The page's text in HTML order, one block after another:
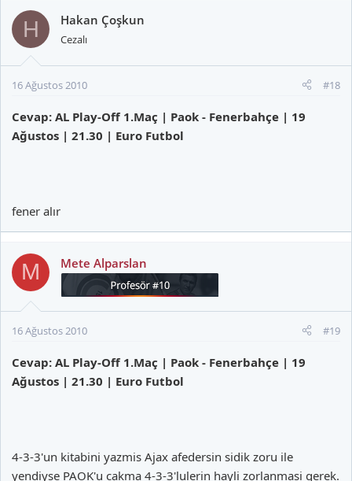
H Hakan Çoşkun
Cezalı
16 Ağustos 2010 #18
Cevap: AL Play-Off 1.Maç | Paok - Fenerbahçe | 19
Ağustos | 21.30 | Euro Futbol
fener alır
M Mete Alparslan
16 Ağustos 2010 #19
Cevap: AL Play-Off 1.Maç | Paok - Fenerbahçe | 19
Ağustos | 21.30 | Euro Futbol
4-3-3'un kitabini yazmis Ajax afedersin sidik zoru ile
yendiyse PAOK'u cakma 4-3-3'lulerin hayli zorlanmasi gerek.